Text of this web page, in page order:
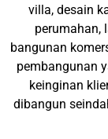
villa, desain
perumahan,
bangunan
pembangunan
keinginan
dibangun